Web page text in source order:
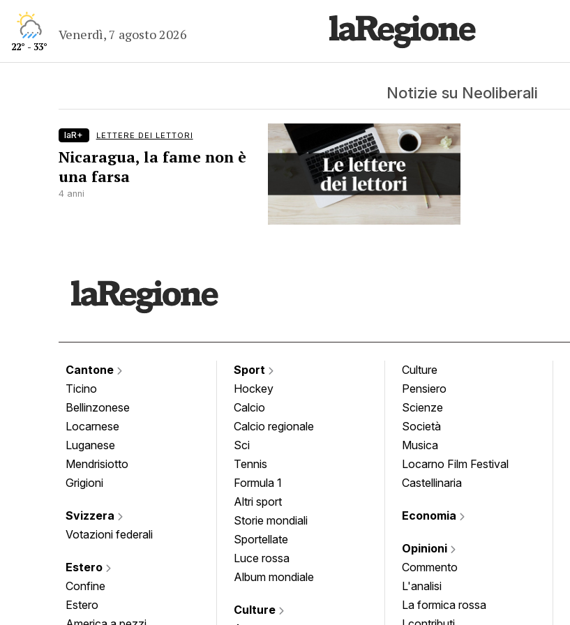
22° - 33°
Venerdì, 7 agosto 2026
Notizie su Neoliberali
laR+ LETTERE DEI LETTORI
Nicaragua, la fame non è
una farsa
4 anni
Cantone
Ticino
Bellinzonese
Locarnese
Luganese
Mendrisiotto
Grigioni
Svizzera
Votazioni federali
Estero
Confine
Estero
Sport
Hockey
Calcio
Calcio regionale
Sci
Tennis
Formula 1
Altri sport
Storie mondiali
Sportellate
Luce rossa
Album mondiale
Culture
Culture
Pensiero
Scienze
Società
Musica
Locarno Film Festival
Castellinaria
Economia
Opinioni
Commento
L'analisi
La formica rossa